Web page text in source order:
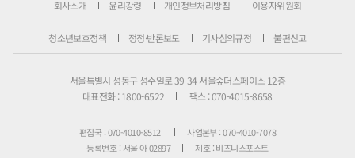
회사소개 윤리강령 개인정보처리방침 이용자위원회
청소년보호정책 정정·반론보도 기사심의규정 불편신고
서울특별시 성동구 성수일로 39-34 서울숲더스페이스 12층
대표전화 : 1800-6522
팩스 : 070-4015-8658
편집국 : 070-4010-8512
사업본부 : 070-4010-7078
등록번호 : 서울 아 02897
제호 : 비즈니스포스트